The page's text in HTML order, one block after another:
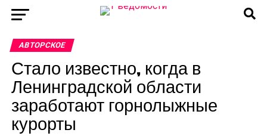
АВТОРСКОЕ
Стало известно, когда в
Ленинградской области
заработают горнолыжные
курорты